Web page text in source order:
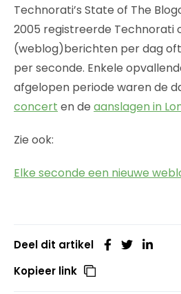
Technorati’s State of The
2005 registreerde Technorati
(weblog)berichten per dag
per seconde. Enkele
afgelopen periode waren de
concert en de aanslagen in
Zie ook:
Elke seconde een nieuwe
Deel dit artikel
Kopieer link